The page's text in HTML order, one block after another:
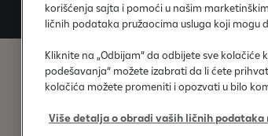
korišćenja sajta i pomoći u našim
ličnih podataka pružaocima usluga koji mogu
Kliknite na „Odbijam“ da odbijete sve
podešavanja“ možete izabrati da li ćete
kolačića možete promeniti i opozvati u bilo
Više detalja o obradi vaših ličnih